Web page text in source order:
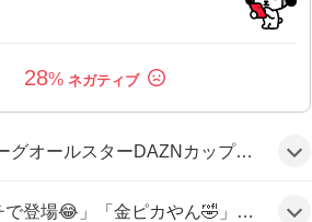
28%
パンツだけの姿を披露したことが、視覚的にインパクトが強く、ファンの笑いと驚きを呼んだためとみられる。
アクションし、全体的にユーモアと驚きの声が広がっている雰囲気だ。